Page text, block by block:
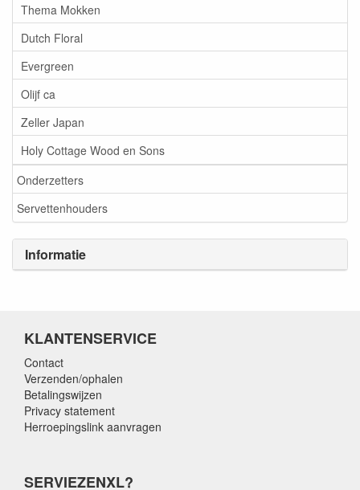
Thema Mokken
Dutch Floral
Evergreen
Olijf ca
Zeller Japan
Holy Cottage Wood en Sons
Onderzetters
Servettenhouders
Informatie
KLANTENSERVICE
Contact
Verzenden/ophalen
Betalingswijzen
Privacy statement
Herroepingslink aanvragen
SERVIEZENXL?